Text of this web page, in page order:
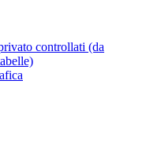
controllati (da